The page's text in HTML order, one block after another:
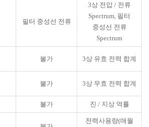
필터 중성선 전류
3상 전압 / 전류
Spectrum, 필터
중성선 전류
Spectrum
불가 3상 유효 전력 합계
불가 3상 무효 전력 합계
불가 진 / 지상 역률
전력사용량(매월